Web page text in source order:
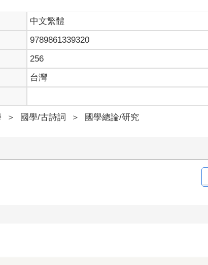
，我就從古人的智慧來回答，能和孩子們一起談論著我喜歡
、考題裡，它是活的，有不同的樣貌，你可以用很多的方
用了很多方式來改編。不管是加進流行的網路用語，還是重
書的雛形。
話》記載：「白樂天每作詩，問曰解否？嫗曰解，則錄之；
的精神，每寫完一篇文章，就讓我家一個國中二年級女兒和
」，所以不用擔心看不懂，而且我還在文末加上了延伸的
故事字數都比較少，而且常常是興之所至，想寫什麼就寫什
末的國學常識和成語詞語，則是出自於《教育部國語辭典
是提高國文成績，而是希望能在枯燥的國文課外，稍微發
你走人，你會摸摸鼻子接受，還是想辦法挽回？古代沒有完
李斯的〈諫逐客書〉，這篇文章讓他從一個即將中年失業的
中文繁體
9789861339320
256
台灣
＞ 國學/古詩詞 ＞ 國學總論/研究